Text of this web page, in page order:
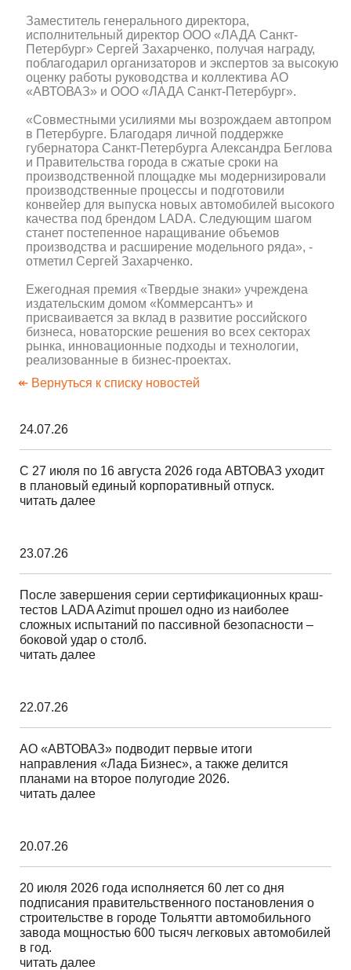
Заместитель генерального директора,
исполнительный директор ООО «ЛАДА Санкт-
Петербург» Сергей Захарченко, получая награду,
поблагодарил организаторов и экспертов за высокую
оценку работы руководства и коллектива АО
«АВТОВАЗ» и ООО «ЛАДА Санкт-Петербург».
«Совместными усилиями мы возрождаем автопром
в Петербурге. Благодаря личной поддержке
губернатора Санкт-Петербурга Александра Беглова
и Правительства города в сжатые сроки на
производственной площадке мы модернизировали
производственные процессы и подготовили
конвейер для выпуска новых автомобилей высокого
качества под брендом LADA. Следующим шагом
станет постепенное наращивание объемов
производства и расширение модельного ряда», -
отметил Сергей Захарченко.
Ежегодная премия «Твердые знаки» учреждена
издательским домом «Коммерсантъ» и
присваивается за вклад в развитие российского
бизнеса, новаторские решения во всех секторах
рынка, инновационные подходы и технологии,
реализованные в бизнес-проектах.
↞ Вернуться к списку новостей
24.07.26
С 27 июля по 16 августа 2026 года АВТОВАЗ уходит
в плановый единый корпоративный отпуск.
читать далее
23.07.26
После завершения серии сертификационных краш-
тестов LADA Azimut прошел одно из наиболее
сложных испытаний по пассивной безопасности –
боковой удар о столб.
читать далее
22.07.26
АО «АВТОВАЗ» подводит первые итоги
направления «Лада Бизнес», а также делится
планами на второе полугодие 2026.
читать далее
20.07.26
20 июля 2026 года исполняется 60 лет со дня
подписания правительственного постановления о
строительстве в городе Тольятти автомобильного
завода мощностью 600 тысяч легковых автомобилей
в год.
читать далее